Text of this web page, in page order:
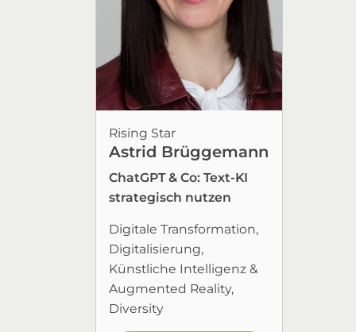
Rising Star
Astrid Brüggemann
ChatGPT & Co: Text-KI
strategisch nutzen
Digitale Transformation
Digitalisierung
Künstliche Intelligenz &
Augmented Reality
Diversity